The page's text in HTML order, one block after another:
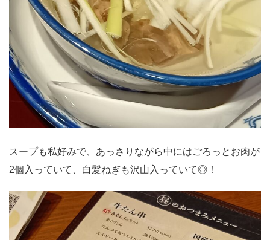
スープも私好みで、あっさりながら中にはごろっとお肉が
2個入っていて、白髪ねぎも沢山入っていて◎！